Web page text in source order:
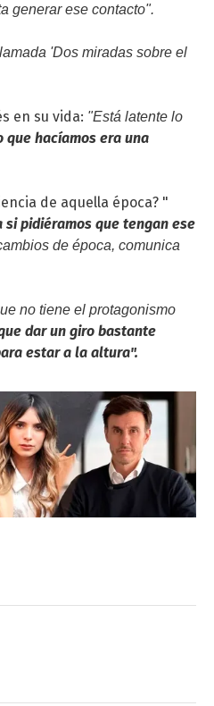
generar ese contacto".
'Dos miradas sobre el
en su vida: "Está latente lo
que hacíamos era una
de aquella época? "
pidiéramos que tengan ese
de época, comunica
no tiene el protagonismo
dar un giro bastante
estar a la altura".